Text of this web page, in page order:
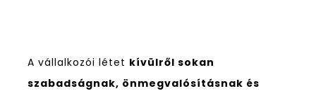
A vállalkozói létet kívülről sokan
szabadságnak, önmegvalósításnak és